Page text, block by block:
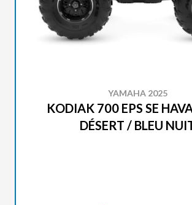
YAMAHA 2025
KODIAK 700 EPS SE
DÉSERT / BLEU